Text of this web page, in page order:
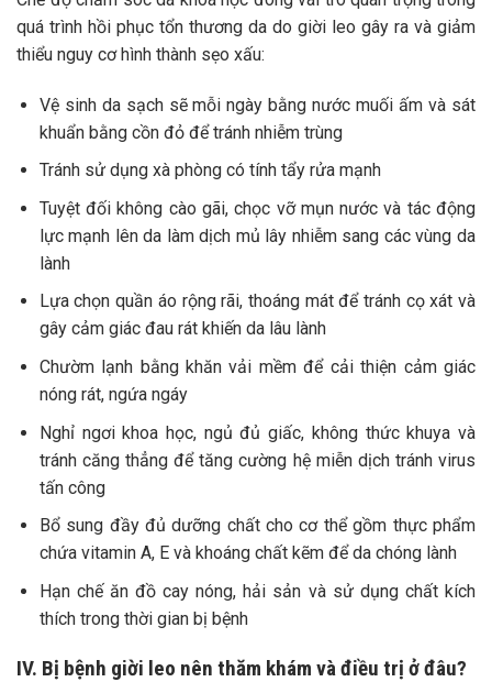
quá trình hồi phục tổn thương da do giời leo gây ra và giảm
thiểu nguy cơ hình thành sẹo xấu:
Vệ sinh da sạch sẽ mỗi ngày bằng nước muối ấm và sát
khuẩn bằng cồn đỏ để tránh nhiễm trùng
Tránh sử dụng xà phòng có tính tẩy rửa mạnh
Tuyệt đối không cào gãi, chọc vỡ mụn nước và tác động
lực mạnh lên da làm dịch mủ lây nhiễm sang các vùng da
lành
Lựa chọn quần áo rộng rãi, thoáng mát để tránh cọ xát và
gây cảm giác đau rát khiến da lâu lành
Chườm lạnh bằng khăn vải mềm để cải thiện cảm giác
nóng rát, ngứa ngáy
Nghỉ ngơi khoa học, ngủ đủ giấc, không thức khuya và
tránh căng thẳng để tăng cường hệ miễn dịch tránh virus
tấn công
Bổ sung đầy đủ dưỡng chất cho cơ thể gồm thực phẩm
chứa vitamin A, E và khoáng chất kẽm để da chóng lành
Hạn chế ăn đồ cay nóng, hải sản và sử dụng chất kích
thích trong thời gian bị bệnh
IV. Bị bệnh giời leo nên thăm khám và điều trị ở đâu?